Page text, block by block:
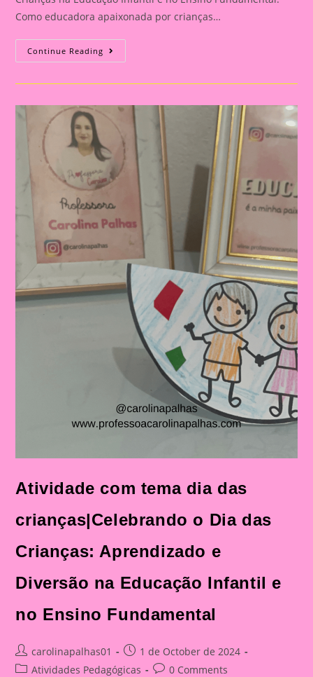
Como educadora apaixonada por crianças…
Continue Reading Atividade
Com
Dia
2024
|Celebrando
Das
Crianças:
Aprendizado
E
Diversão
Educação
Infantil
E
Ensino
Fundamental
Atividade com tema dia das
crianças|Celebrando o Dia das
Crianças: Aprendizado e
Diversão na Educação Infantil e
no Ensino Fundamental
Post
author:
carolinapalhas01
Post
published:
1 de October de 2024
PostAtividades Pedagógicas
Post0 Comments